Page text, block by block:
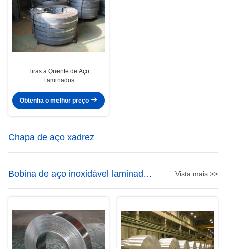
Tiras a Quente de Aço
Laminados
Obtenha o melhor preço
Chapa de aço xadrez
Bobina de aço inoxidável laminados
a frio
Vista mais >>